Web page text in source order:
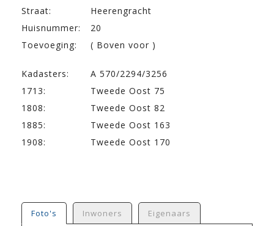
Straat:
Heerengracht
Huisnummer:
20
Toevoeging:
( Boven voor )
Kadasters:
A 570/2294/3256
1713:
Tweede Oost 75
1808:
Tweede Oost 82
1885:
Tweede Oost 163
1908:
Tweede Oost 170
Foto's Inwoners Eigenaars